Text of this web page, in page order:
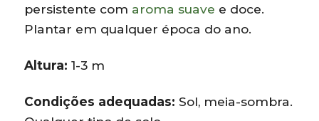
persistente com aroma suave e doce.
Plantar em qualquer época do ano.
Altura: 1-3 m
Condições adequadas: Sol, meia-sombra.